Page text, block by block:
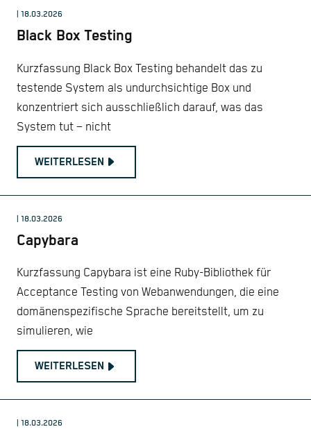
| 18.03.2026
Black Box Testing
Kurzfassung Black Box Testing behandelt das zu
testende System als undurchsichtige Box und
konzentriert sich ausschließlich darauf, was das
System tut – nicht
WEITERLESEN
| 18.03.2026
Capybara
Kurzfassung Capybara ist eine Ruby-Bibliothek für
Acceptance Testing von Webanwendungen, die eine
domänenspezifische Sprache bereitstellt, um zu
simulieren, wie
WEITERLESEN
| 18.03.2026